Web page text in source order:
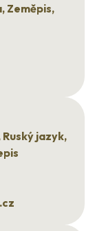
Zeměpis,
jazyk,